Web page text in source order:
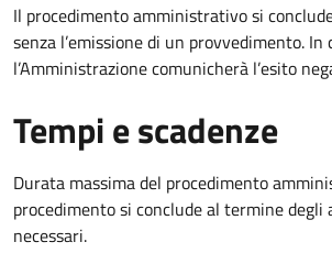
Il procedimento amministrativo si
senza l’emissione di un provvedimento. In
l’Amministrazione comunicherà l’esito
Tempi e scadenze
Durata massima del procedimento
procedimento si conclude al termine degli
necessari.